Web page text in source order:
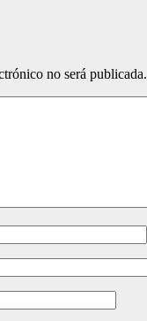
no será publicada.